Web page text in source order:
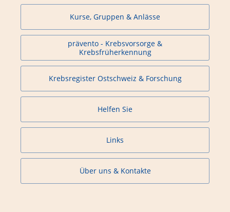
Kurse, Gruppen & Anlässe
prävento - Krebsvorsorge &
Krebsfrüherkennung
Krebsregister Ostschweiz & Forschung
Helfen Sie
Links
Über uns & Kontakte